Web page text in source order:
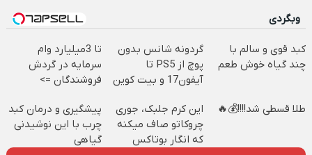
وبگردی
کبد قوی و سالم با
چند گیاه خوش طعم
گردونه شانس بدون
پوچ از PS5 تا
آیفون17 و بیت کوین
تا 3میلیارد وام
سرمایه در گردش
فروشندگان =>
کن
طلا قسطی شد!!!!💰🔥
این کرم جلبک، جوری
چروکاتو صاف میکنه
که انگار بوتاکس
پیشگیری و درمان کبد
چرب با این نوشیدنی
گیاهی